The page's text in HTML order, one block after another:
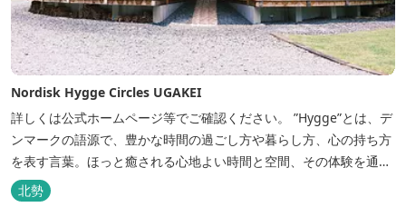
Nordisk Hygge Circles UGAKEI
詳しくは公式ホームページ等でご確認ください。 ”Hygge”とは、デ
ンマークの語源で、豊かな時間の過ごし方や暮らし方、心の持ち方
を表す言葉。ほっと癒される心地よい時間と空間、その体験を通し
て得られる幸福感のことです。 デンマーク発のアウトドアブランド
「Nordisk（ノルディスク）」と三重県いなべ市が連携して手がけ
北勢